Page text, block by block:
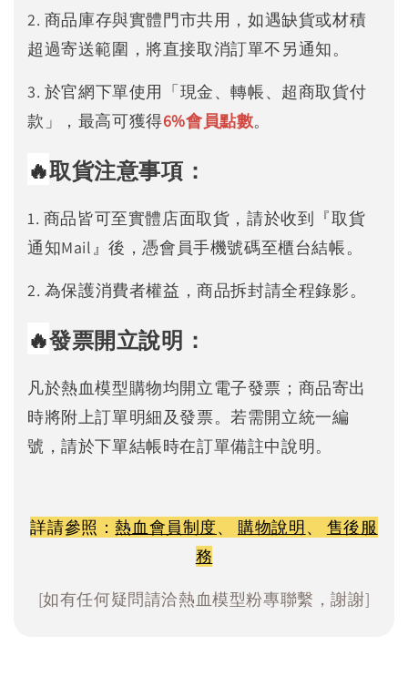
2. 商品庫存與實體門市共用，如遇缺貨或材積
超過寄送範圍，將直接取消訂單不另通知。
3. 於官網下單使用「現金、轉帳、超商取貨付
款」，最高可獲得6%會員點數。
🔥取貨注意事項：
1. 商品皆可至實體店面取貨，請於收到『取貨
通知Mail』後，憑會員手機號碼至櫃台結帳。
2. 為保護消費者權益，商品拆封請全程錄影。
🔥發票開立說明：
凡於熱血模型購物均開立電子發票；商品寄出
時將附上訂單明細及發票。若需開立統一編
號，請於下單結帳時在訂單備註中說明。
詳請參照：熱血會員制度、 購物說明、 售後服
務
[如有任何疑問請洽熱血模型粉專聯繫，謝謝]